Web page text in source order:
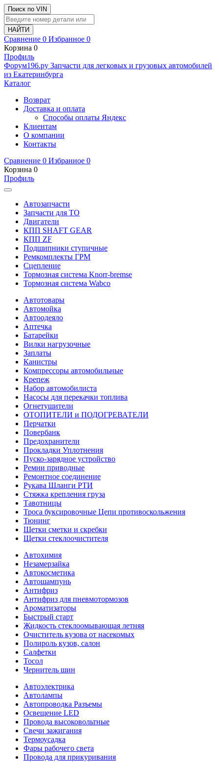
Поиск по VIN
Сравнение 0 Избранное 0
Корзина 0
Профиль
Фoрум196.ру Запчасти для легковых и грузовых автомобилей
из Екатеринбурга
Каталог
Возврат
Доставка и оплата
Способы оплаты Яндекс
Клиентам
О компании
Контакты
Сравнение 0 Избранное 0
Корзина 0
Профиль
Автозапчасти
Запчасти для ТО
Двигатели
КПП SHAFT GEAR
КПП ZF
Подшипники ступичные
Ремкомплекты ГРМ
Сцепление
Тормозная система Knorr-bremse
Тормозная система Wabco
Автотовары
Автомойка
Автоодеяло
Аптечка
Батарейки
Вилки нагрузочные
Заплаты
Канистры
Компрессоры автомобильные
Крепеж
Набор автомобилиста
Насосы для перекачки топлива
Огнетушители
ОТОПИТЕЛИ и ПОДОГРЕВАТЕЛИ
Перчатки
Повербанк
Предохранители
Прокладки Уплотнения
Пуско-зарядное устройство
Ремни приводные
Ремонтное соединение
Рукава Шланги РТИ
Стяжка крепления груза
Тавотницы
Троса буксировочные Цепи противоскольжения
Тюнинг
Щетки сметки и скребки
Щетки стеклоочистителя
Автохимия
Незамерзайка
Автокосметика
Автошампунь
Антифриз
Антифриз для пневмотормозов
Ароматизаторы
Быстрый старт
Жидкость стеклоомывающая летняя
Очиститель кузова от насекомых
Полироль кузов, салон
Салфетки
Тосол
Чернитель шин
Автоэлектрика
Автолампы
Автопроводка Разъемы
Освещение LED
Провода высоковольтные
Свечи зажигания
Термоусадка
Фары рабочего света
Провода для прикуривания